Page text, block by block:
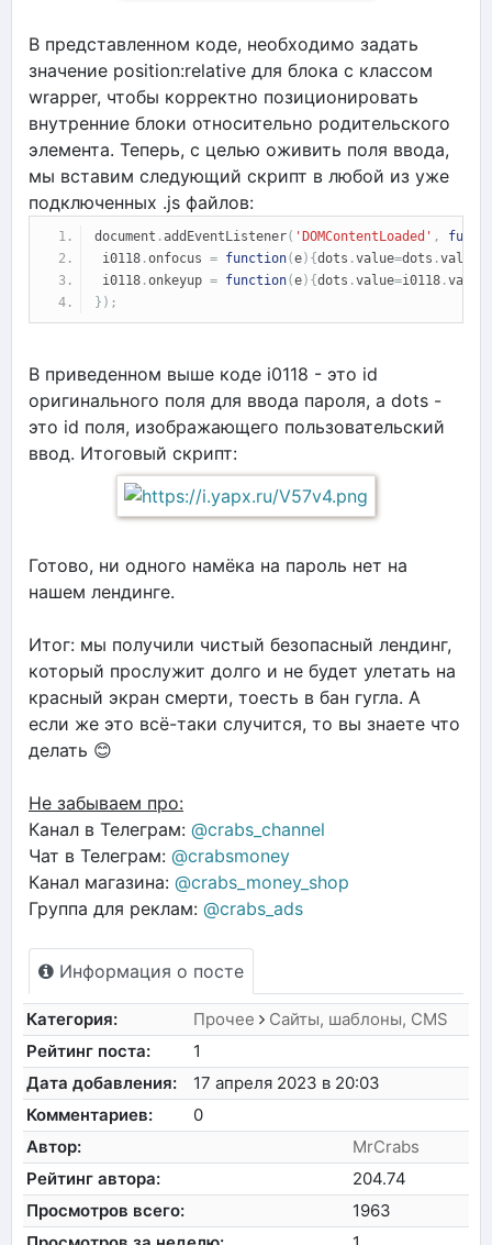
В представленном коде, необходимо задать
значение position:relative для блока с классом
wrapper, чтобы корректно позиционировать
внутренние блоки относительно родительского
элемента. Теперь, с целью оживить поля ввода,
мы вставим следующий скрипт в любой из уже
подключенных .js файлов:
document .addEventListener( 'DOMContentLoaded' ,
i0118 .onfocus = function(e){dots .value=dots .value
i0118 .onkeyup = function(e){dots .value=i0118 .value
});
В приведенном выше коде i0118 - это id
оригинального поля для ввода пароля, а dots -
это id поля, изображающего пользовательский
ввод. Итоговый скрипт:
Готово, ни одного намёка на пароль нет на
нашем лендинге.
Итог: мы получили чистый безопасный лендинг,
который прослужит долго и не будет улетать на
красный экран смерти, тоесть в бан гугла. А
если же это всё-таки случится, то вы знаете что
делать 😊
Не забываем про:
Канал в Телеграм: @crabs_channel
Чат в Телеграм: @crabsmoney
Канал магазина: @crabs_money_shop
Группа для реклам: @crabs_ads
Информация о посте
Категория: Прочее
Сайты, шаблоны, CMS
Рейтинг поста:
1
Дата добавления:
17 апреля 2023 в 20:03
Комментариев:
0
Автор:
MrCrabs
Рейтинг автора:
204.74
Просмотров всего:
1963